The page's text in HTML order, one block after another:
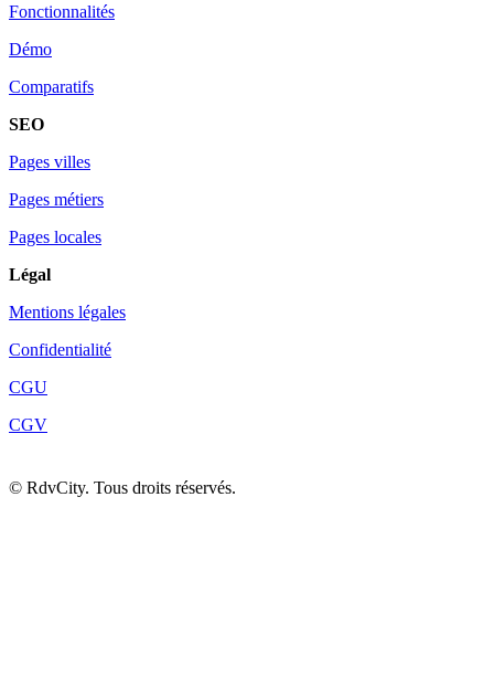
Fonctionnalités
Démo
Comparatifs
SEO
Pages villes
Pages métiers
Pages locales
Légal
Mentions légales
Confidentialité
CGU
CGV
© RdvCity. Tous droits réservés.